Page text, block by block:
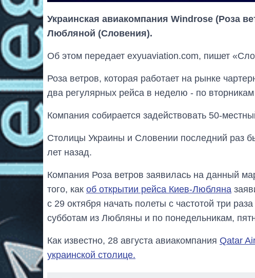
Украинская авиакомпания Windrose (Роза
Любляной (Словения).
Об этом передает exyuaviation.com, пишет
Роза ветров, которая работает на рынке
два регулярных рейса в неделю - по
Компания собирается задействовать 50-
Столицы Украины и Словении последний раз
лет назад.
Компания Роза ветров заявилась на данный
того, как об открытии рейса Киев-Любляна
с 29 октября начать полеты с частотой три
субботам из Любляны и по понедельникам,
Как известно, 28 августа авиакомпания Qatar
украинской столице.